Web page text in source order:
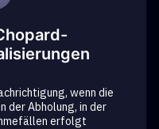
wenn die
der Abholung, in der
erfolgt